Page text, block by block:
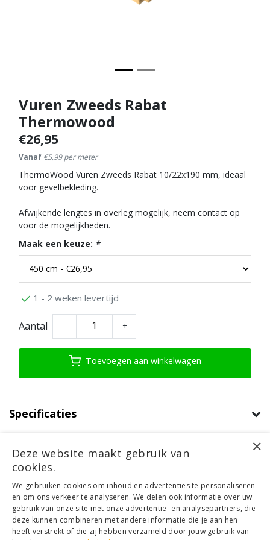
Vuren Zweeds Rabat
Thermowood
€26,95
Vanaf €5,99 per meter
ThermoWood Vuren Zweeds Rabat 10/22x190 mm, ideaal
voor gevelbekleding.
Afwijkende lengtes in overleg mogelijk, neem contact op
voor de mogelijkheden.
Maak een keuze: *
1 - 2 weken levertijd
Aantal - +
Toevoegen aan winkelwagen
Specificaties
Productomschrijving
Klantenservice
Mijn account
Categorieën
Contactgegevens
×
Deze website maakt gebruik van
cookies.
We gebruiken cookies om inhoud en advertenties te personaliseren
en om ons verkeer te analyseren. We delen ook informatie over uw
gebruik van onze site met onze advertentie- en analysepartners, die
deze kunnen combineren met andere informatie die je aan hen
heeft verstrekt of die zij hebben verzameld door jouw gebruik van